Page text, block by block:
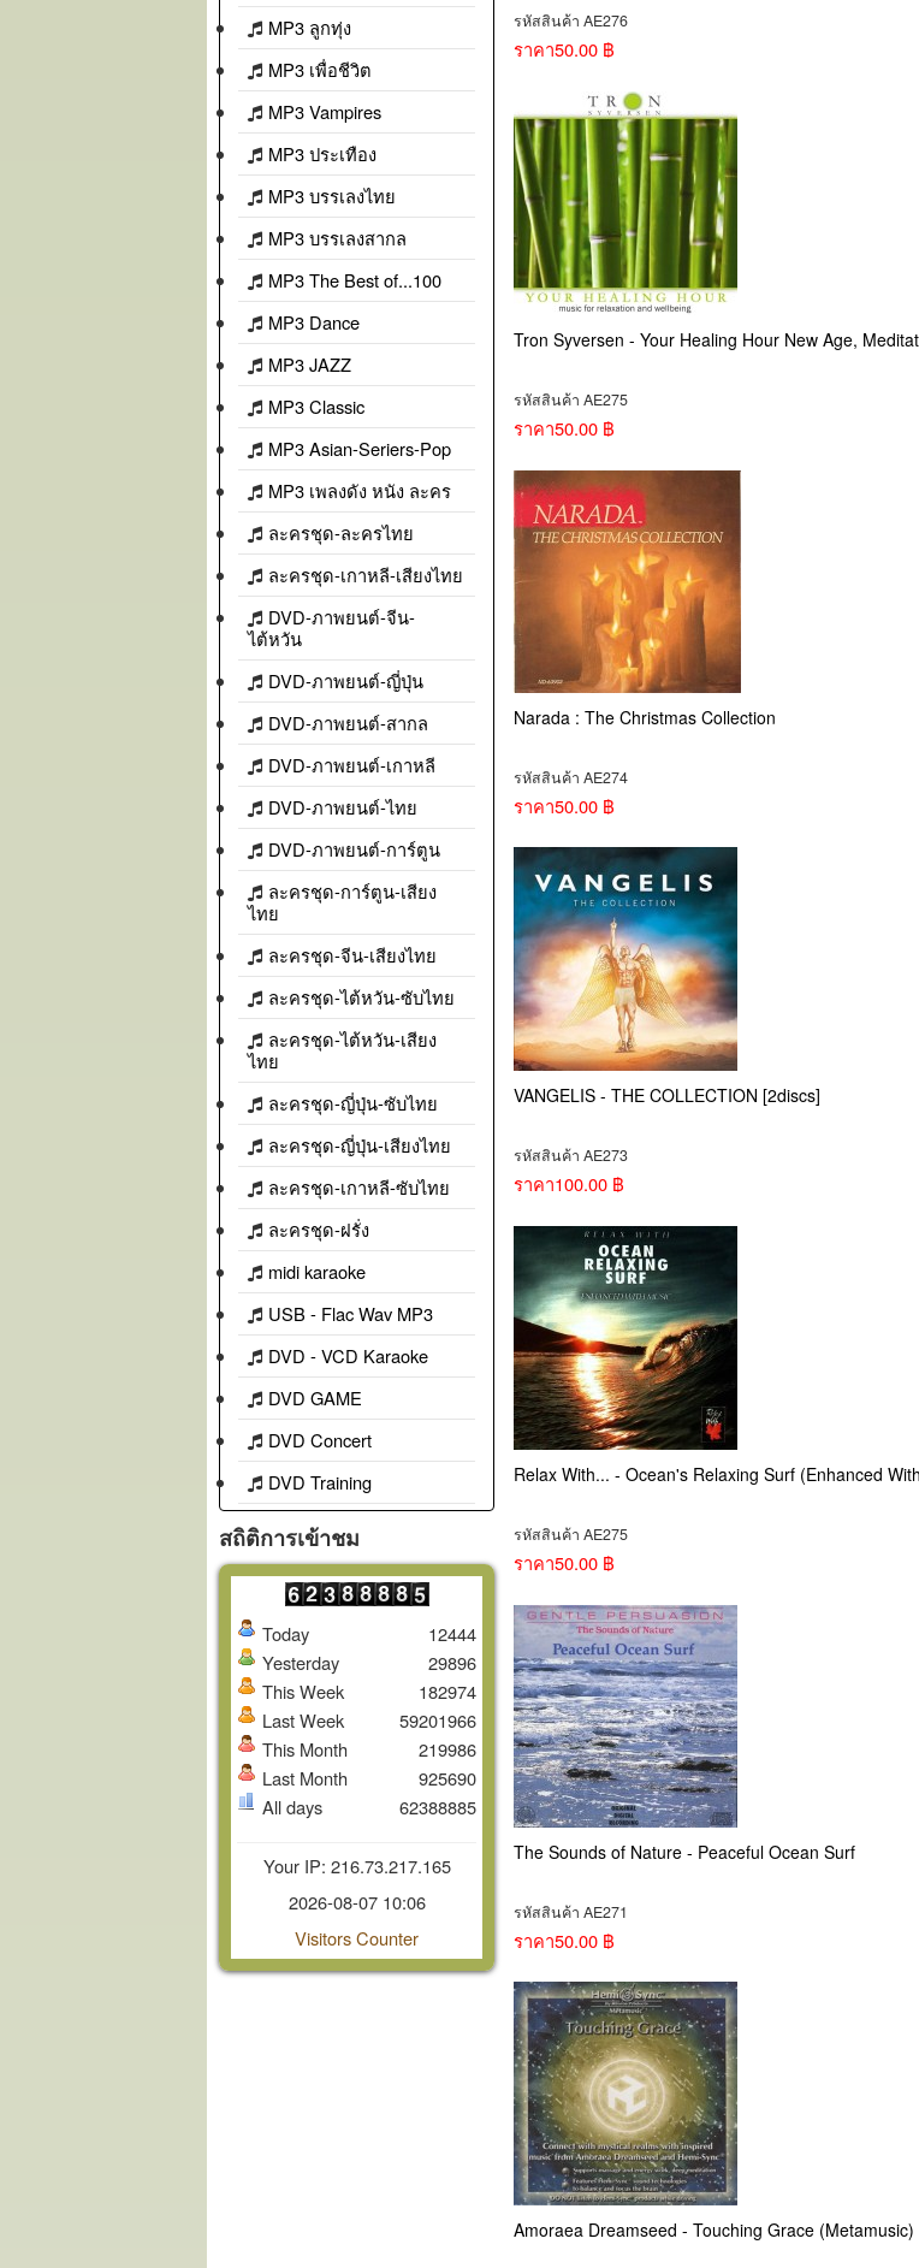
MP3 ลูกทุ่ง
MP3 เพื่อชีวิต
MP3 Vampires
MP3 ประเทือง
MP3 บรรเลงไทย
MP3 บรรเลงสากล
MP3 The Best of...100
MP3 Dance
MP3 JAZZ
MP3 Classic
MP3 Asian-Seriers-Pop
MP3 เพลงดัง หนัง ละคร
ละครชุด-ละครไทย
ละครชุด-เกาหลี-เสียงไทย
DVD-ภาพยนต์-จีน-
ไต้หวัน
DVD-ภาพยนต์-ญี่ปุ่น
DVD-ภาพยนต์-สากล
DVD-ภาพยนต์-เกาหลี
DVD-ภาพยนต์-ไทย
DVD-ภาพยนต์-การ์ตูน
ละครชุด-การ์ตูน-เสียง
ไทย
ละครชุด-จีน-เสียงไทย
ละครชุด-ไต้หวัน-ซับไทย
ละครชุด-ไต้หวัน-เสียง
ไทย
ละครชุด-ญี่ปุ่น-ซับไทย
ละครชุด-ญี่ปุ่น-เสียงไทย
ละครชุด-เกาหลี-ซับไทย
ละครชุด-ฝรั่ง
midi karaoke
USB - Flac Wav MP3
DVD - VCD Karaoke
DVD GAME
DVD Concert
DVD Training
สถิติการเข้าชม
Today
Yesterday
This Week
Last Week
This Month
Last Month
All days
12444
29896
182974
59201966
219986
925690
62388885
Your IP: 216.73.217.165
2026-08-07 10:06
Visitors Counter
รหัสสินค้า AE276
ราคา50.00 ฿
Tron Syversen - Your Healing Hour New Age,
รหัสสินค้า AE275
ราคา50.00 ฿
Narada : The Christmas Collection
รหัสสินค้า AE274
ราคา50.00 ฿
VANGELIS - THE COLLECTION [2discs]
รหัสสินค้า AE273
ราคา100.00 ฿
Relax With... - Ocean's Relaxing Surf (Enhanced
รหัสสินค้า AE275
ราคา50.00 ฿
The Sounds of Nature - Peaceful Ocean Surf
รหัสสินค้า AE271
ราคา50.00 ฿
Amoraea Dreamseed - Touching Grace (Metamusic)